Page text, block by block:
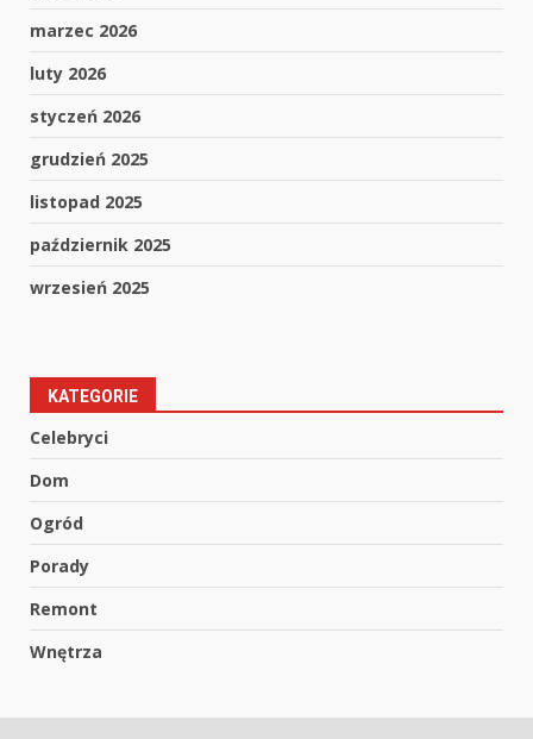
marzec 2026
luty 2026
styczeń 2026
grudzień 2025
listopad 2025
październik 2025
wrzesień 2025
KATEGORIE
Celebryci
Dom
Ogród
Porady
Remont
Wnętrza